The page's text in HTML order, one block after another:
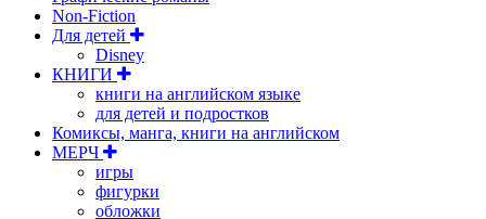
Non-Fiction
Для детей
Disney
КНИГИ
книги на английском языке
для детей и подростков
Комиксы, манга, книги на английском
МЕРЧ
игры
фигурки
обложки